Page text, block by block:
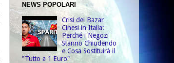
NEWS POPOLARI
Crisi dei Bazar
Cinesi in Italia:
Perché i Negozi
Stanno Chiudendo
e Cosa Sostituirà il
"Tutto a 1 Euro"